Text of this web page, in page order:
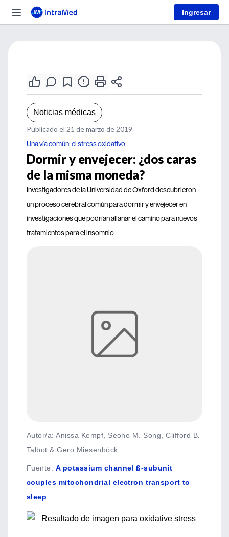
Ingresar
Noticias médicas
Publicado el 21 de marzo de 2019
Una vía común: el stress oxidativo
Dormir y envejecer: ¿dos caras
de la misma moneda?
Investigadores de la Universidad de Oxford descubrieron
un proceso cerebral común para dormir y envejecer en
investigaciones que podrían allanar el camino para nuevos
tratamientos para el insomnio
Autor/a: Anissa Kempf, Seoho M. Song, Clifford B.
Talbot & Gero Miesenböck
Fuente: A potassium channel ß-subunit
couples mitochondrial electron transport to
sleep